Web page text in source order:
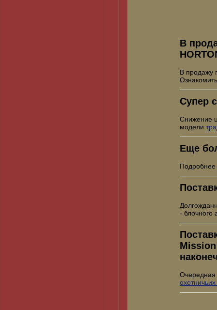
В
В продажу
Супер
Снижение
модели
Еще
- блочного
Очередная